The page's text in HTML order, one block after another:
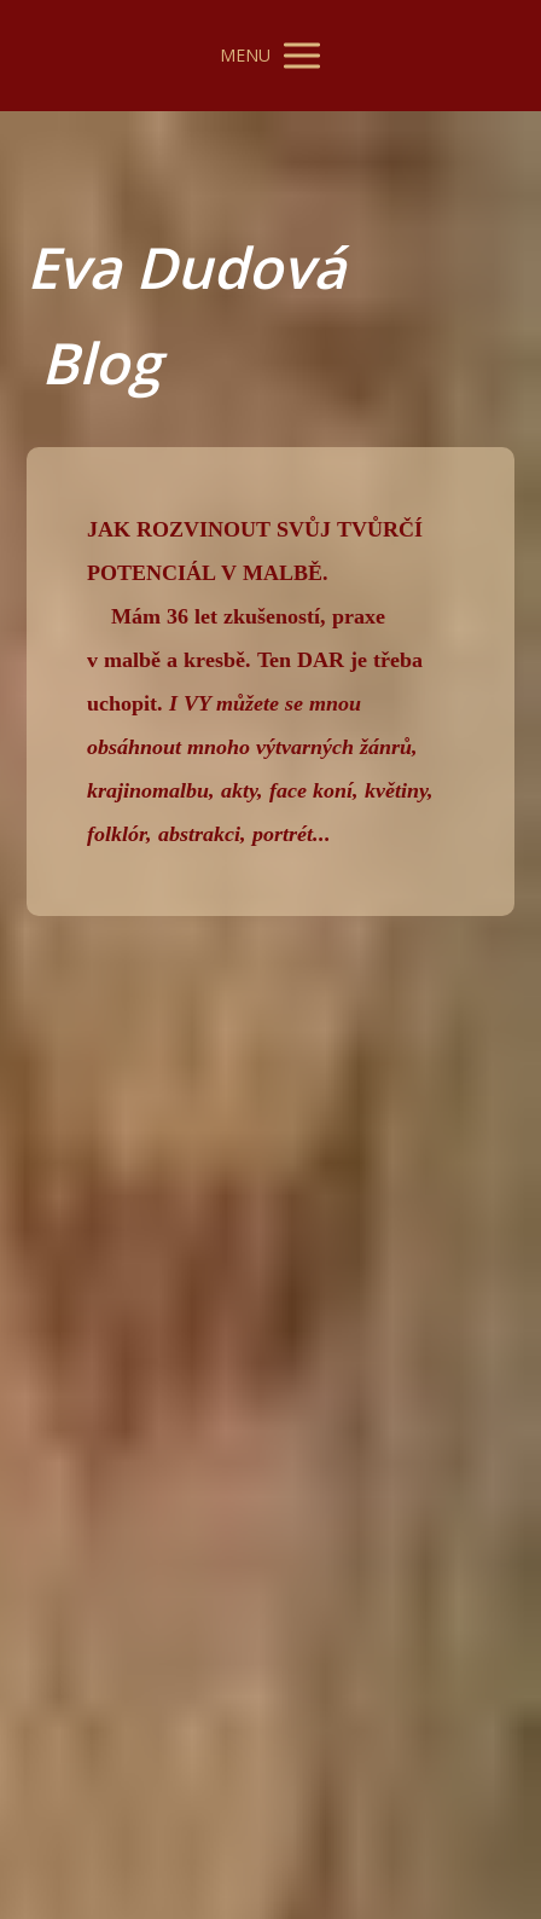
MENU
Eva Dudová
Blog
JAK ROZVINOUT SVŮJ TVŮRČÍ
POTENCIÁL V MALBĚ.
Mám 36 let zkušeností, praxe
v malbě a kresbě. Ten DAR je třeba
uchopit.I VY můžete se mnou
obsáhnout mnoho výtvarných žánrů,
krajinomalbu, akty, face koní, květiny,
folklór, abstrakci, portrét...